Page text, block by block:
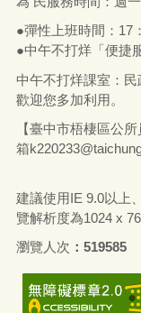
●彈性上班時間：17
●中午不打烊「便捷
中午不打烊課室：民
歡迎您多加利用。
【臺中市梧棲區公
箱
建議使用IE 9.0以上
覽解析度為1024 x
瀏覽人次
519585